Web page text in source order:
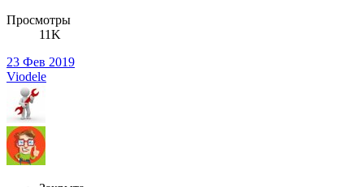
Просмотры
11K
23 Фев 2019
Viodele